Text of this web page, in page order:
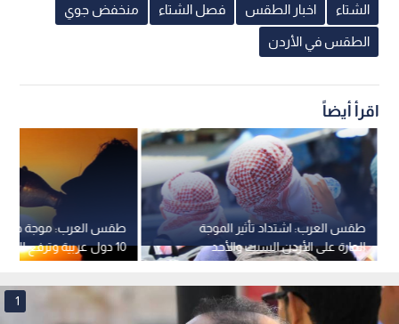
الشتاء اخبار الطقس فصل الشتاء منخفض جوي
الطقس في الأردن
اقرأ أيضاً
طقس العرب: موجة حر
مئوية
طقس العرب: اشتداد تأثير الموجة
الحارة على الأردن السبت والأحد
1